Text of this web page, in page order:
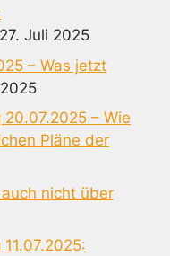
27. Juli 2025
– Was jetzt
– Wie
Pläne der
nicht über